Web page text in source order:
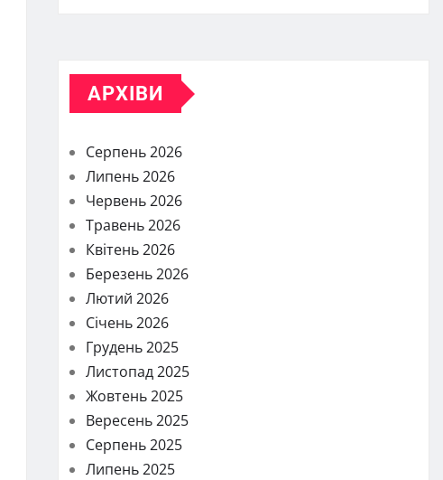
АРХІВИ
Серпень 2026
Липень 2026
Червень 2026
Травень 2026
Квітень 2026
Березень 2026
Лютий 2026
Січень 2026
Грудень 2025
Листопад 2025
Жовтень 2025
Вересень 2025
Серпень 2025
Липень 2025